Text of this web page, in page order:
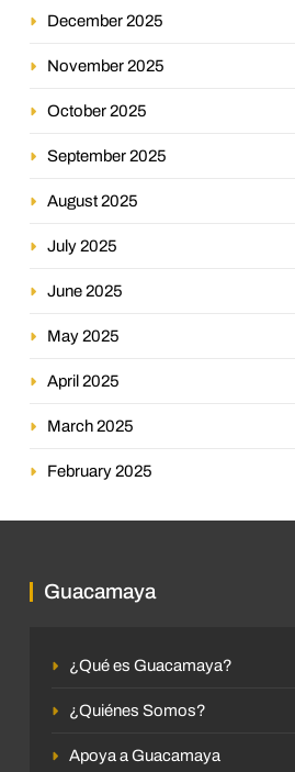
December 2025
November 2025
October 2025
September 2025
August 2025
July 2025
June 2025
May 2025
April 2025
March 2025
February 2025
Guacamaya
¿Qué es Guacamaya?
¿Quiénes Somos?
Apoya a Guacamaya